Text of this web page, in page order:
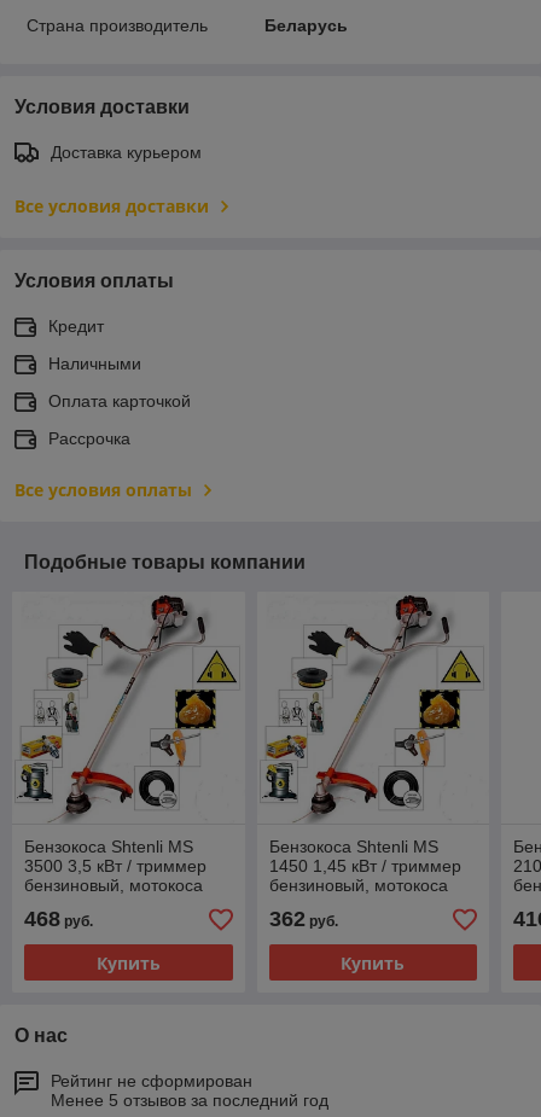
Страна производитель Беларусь
Условия доставки
Доставка курьером
Все условия доставки
Условия оплаты
Кредит
Наличными
Оплата карточкой
Рассрочка
Все условия оплаты
Подобные товары компании
Бензокоса Shtenli MS
3500 3,5 кВт / триммер
бензиновый, мотокоса
468 руб.
Купить
Бензокоса Shtenli MS
1450 1,45 кВт / триммер
бензиновый, мотокоса
362руб.
Купить
О нас
Рейтинг не сформирован
Менее 5 отзывов за последний год